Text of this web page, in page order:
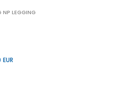
NP LEGGING
EUR